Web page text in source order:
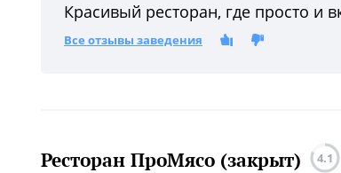
Красивый ресторан, где просто и
Все отзывы заведения
Ресторан ПроМясо (закрыт) 4.1